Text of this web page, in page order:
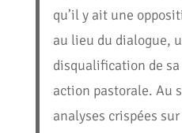
qu’il y ait une
au lieu du dialogue,
disqualification de
action pastorale. Au
analyses crispées